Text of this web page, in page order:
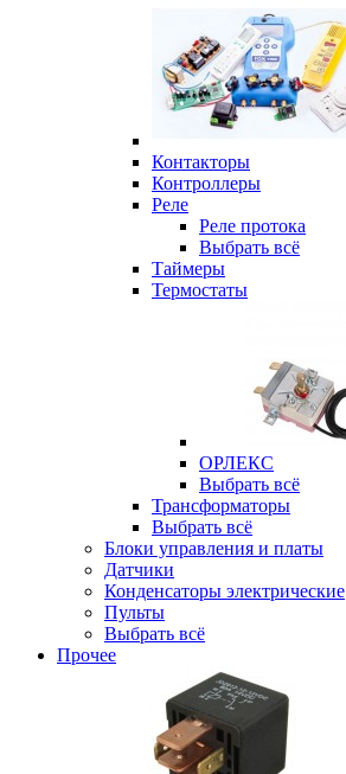
Контакторы
Контроллеры
Реле
Реле протока
Выбрать всё
Таймеры
Термостаты
ОРЛЕКС
Выбрать всё
Трансформаторы
Выбрать всё
Блоки управления и платы
Датчики
Конденсаторы электрические
Пульты
Выбрать всё
Прочее